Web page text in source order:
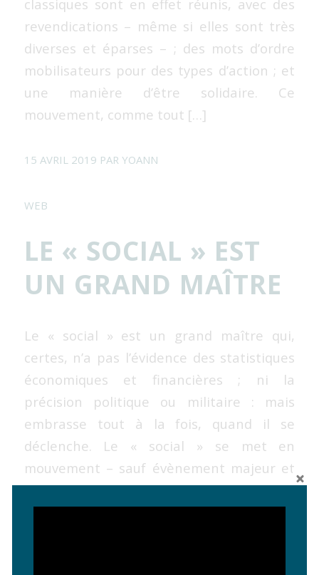
classiques sont en effet réunis, avec des
revendications – même si elles sont très
diverses et éparses – ; des mots d’ordre
mobilisateurs pour des types d’action ; et
une manière d’être solidaire. Ce
mouvement, comme tout […]
15 AVRIL 2019 PAR YOANN
WEB
LE « SOCIAL » EST
UN GRAND MAÎTRE
Le « social » est un grand maître qui,
certes, n’a pas l’évidence des statistiques
économiques et financières ; ni la
précision politique ou militaire : mais
embrasse tout à la fois, quand il se
déclenche. Le « social » se met en
mouvement – sauf évènement majeur et
soudain – quand, à force de patience
résignée, d’acceptation contrainte, il fait